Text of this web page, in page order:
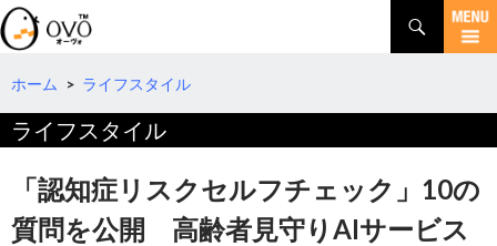
検
索
コ
テ
ツ
へ
ホーム > ライフスタイル
ライフスタイル
「認知症リスクセルフチェック」10の
質問を公開 高齢者見守りAIサービス